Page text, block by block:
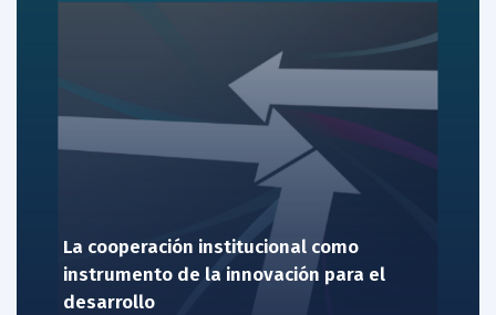
La cooperación institucional como
instrumento de la innovación para el
desarrollo